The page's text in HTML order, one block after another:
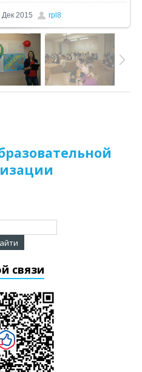
2015 rpl8
связи